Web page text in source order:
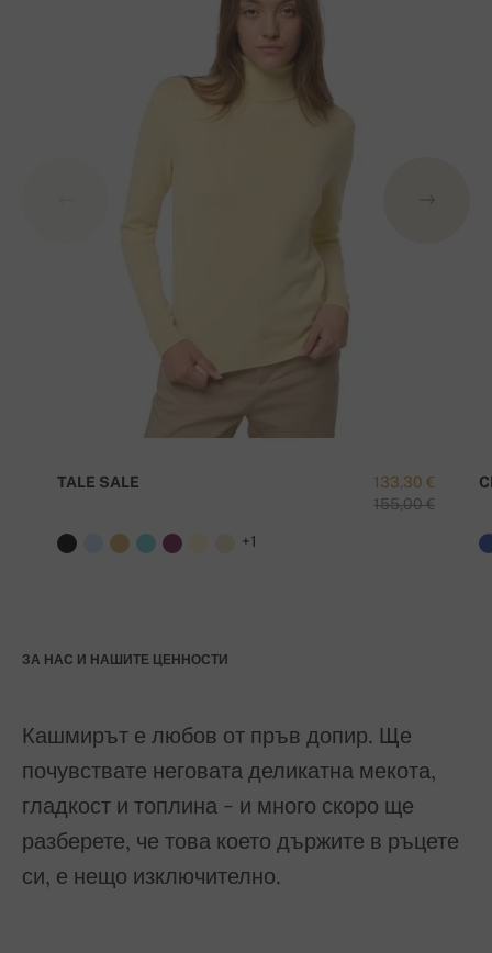
133,30 €
155,00 €
TALE SALE
+1
ЗА НАС И НАШИТЕ ЦЕННОСТИ
Кашмирът е любов от пръв допир. Ще
почувствате неговата деликатна мекота,
гладкост и топлина - и много скоро ще
разберете, че това което държите в ръцете
си, е нещо изключително.